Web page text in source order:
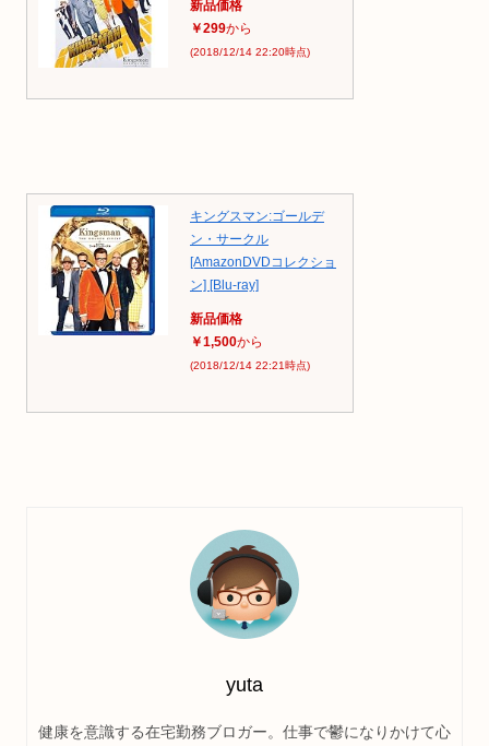
新品価格
￥299から
(2018/12/14 22:20時点)
キングスマン:ゴールデ
ン・サークル
[AmazonDVDコレクショ
ン] [Blu-ray]
新品価格
￥1,500から
(2018/12/14 22:21時点)
yuta
健康を意識する在宅勤務ブロガー。仕事で鬱になりかけて心